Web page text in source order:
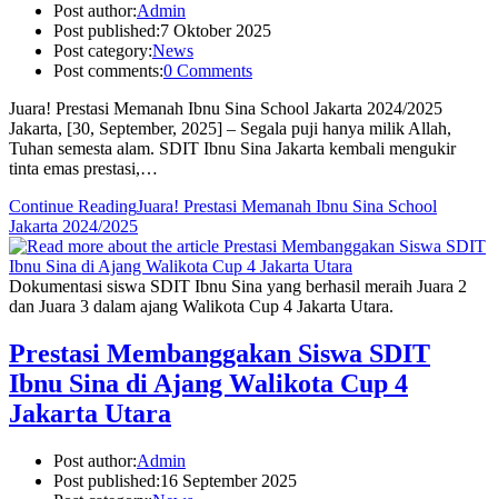
Post author:Admin
Post published:7 Oktober 2025
Post category:News
Post comments:0 Comments
Juara! Prestasi Memanah Ibnu Sina School Jakarta 2024/2025
Jakarta, [30, September, 2025] – Segala puji hanya milik Allah,
Tuhan semesta alam. SDIT Ibnu Sina Jakarta kembali mengukir
tinta emas prestasi,…
Continue ReadingJuara! Prestasi Memanah Ibnu Sina School
Jakarta 2024/2025
Dokumentasi siswa SDIT Ibnu Sina yang berhasil meraih Juara 2
dan Juara 3 dalam ajang Walikota Cup 4 Jakarta Utara.
Prestasi Membanggakan Siswa SDIT
Ibnu Sina di Ajang Walikota Cup 4
Jakarta Utara
Post author:Admin
Post published:16 September 2025